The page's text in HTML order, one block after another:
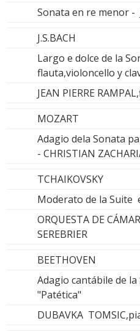
Sonata en re menor -
J.S.BACH
Largo e dolce de la
flauta,violoncello y
JEAN PIERRE
MOZART
Adagio dela Sonata
- CHRISTIAN
TCHAIKOVSKY
Moderato de la Suite
ORQUESTA DE
SEREBRIER
BEETHOVEN
Adagio cantábile de
"Patética"
DUBAVKA